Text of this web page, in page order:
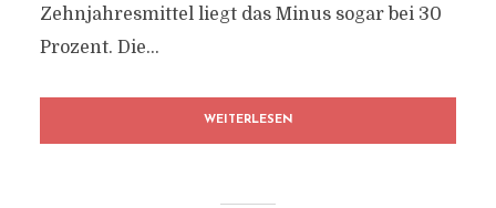
Zehnjahresmittel liegt das Minus sogar bei 30
Prozent. Die...
WEITERLESEN